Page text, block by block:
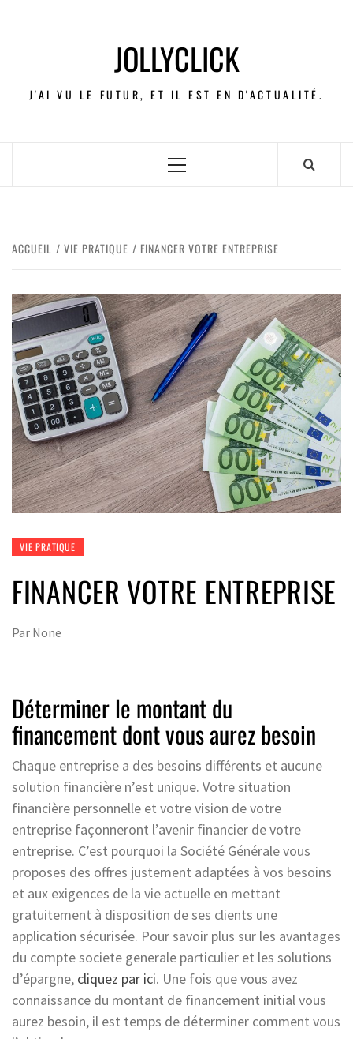
JOLLYCLICK
J'AI VU LE FUTUR, ET IL EST EN D'ACTUALITÉ.
ACCUEIL VIE PRATIQUE FINANCER VOTRE ENTREPRISE
VIE PRATIQUE
FINANCER VOTRE ENTREPRISE
Par None
Déterminer le montant du
financement dont vous aurez besoin
Chaque entreprise a des besoins différents et aucune
solution financière n’est unique. Votre situation
financière personnelle et votre vision de votre
entreprise façonneront l’avenir financier de votre
entreprise. C’est pourquoi la Société Générale vous
proposes des offres justement adaptées à vos besoins
et aux exigences de la vie actuelle en mettant
gratuitement à disposition de ses clients une
application sécurisée. Pour savoir plus sur les avantages
du compte societe generale particulier et les solutions
d’épargne, cliquez par ici. Une fois que vous avez
connaissance du montant de financement initial vous
aurez besoin, il est temps de déterminer comment vous